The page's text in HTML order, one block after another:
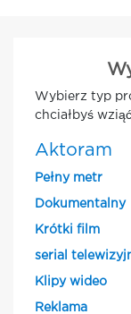
Wybierz typ
chciałbyś
Aktoram
Pełny metr
Dokumentalny
Krótki film
serial
Klipy wideo
Reklama